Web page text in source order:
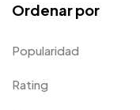
Ordenar por
Popularidad
Rating